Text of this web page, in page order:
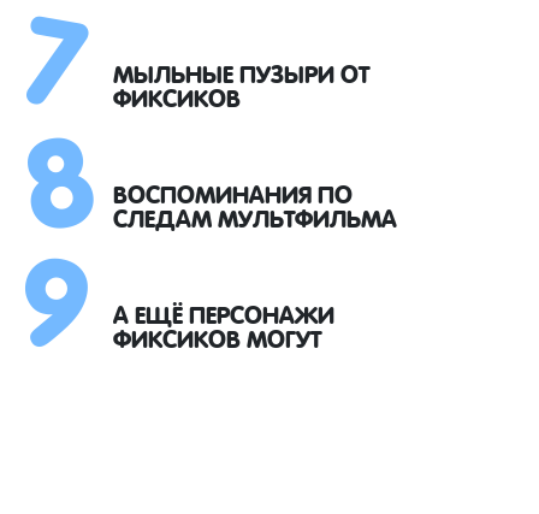
МЫЛЬНЫЕ ПУЗЫРИ ОТ
ФИКСИКОВ
ВОСПОМИНАНИЯ ПО
СЛЕДАМ МУЛЬТФИЛЬМА
А ЕЩЁ ПЕРСОНАЖИ
ФИКСИКОВ МОГУТ